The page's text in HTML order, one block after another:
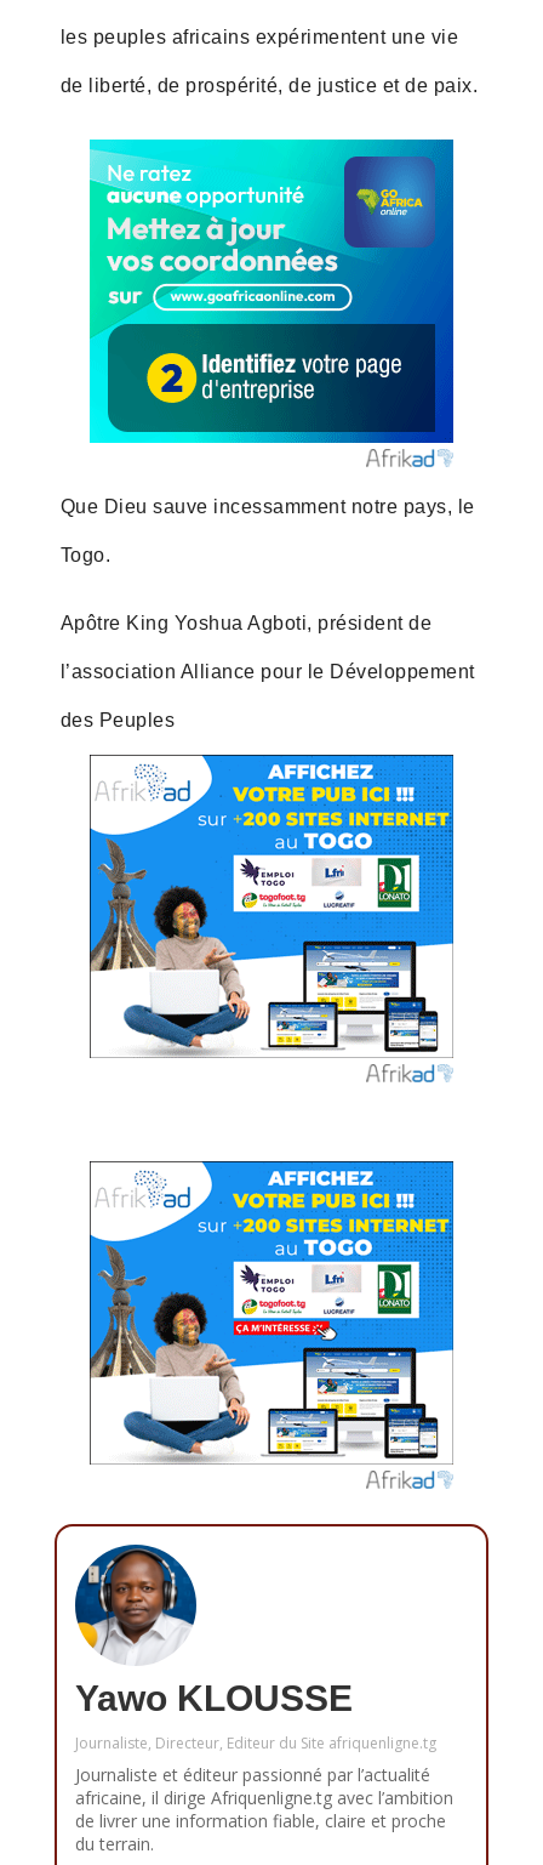
les peuples africains expérimentent une vie
de liberté, de prospérité, de justice et de paix.
Que Dieu sauve incessamment notre pays, le
Togo.
Apôtre King Yoshua Agboti, président de
l’association Alliance pour le Développement
des Peuples
Yawo KLOUSSE
Journaliste, Directeur, Editeur du Site afriquenligne.tg
Journaliste et éditeur passionné par l’actualité
africaine, il dirige Afriquenligne.tg avec l’ambition
de livrer une information fiable, claire et proche
du terrain.